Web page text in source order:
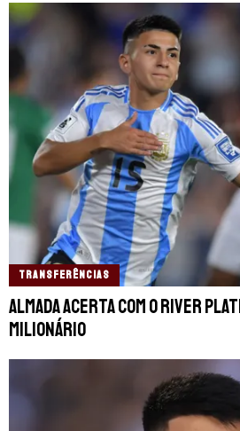
TRANSFERÊNCIAS
Almada acerta com o River
milionário